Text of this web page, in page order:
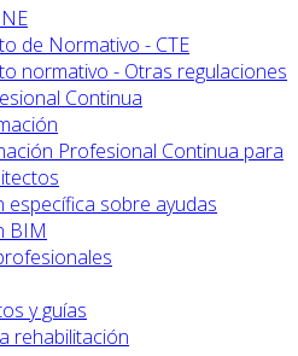
de Normativo - CTE
normativo - Otras regulaciones
Continua
Profesional Continua para
específica sobre ayudas
BIM
y guías
rehabilitación